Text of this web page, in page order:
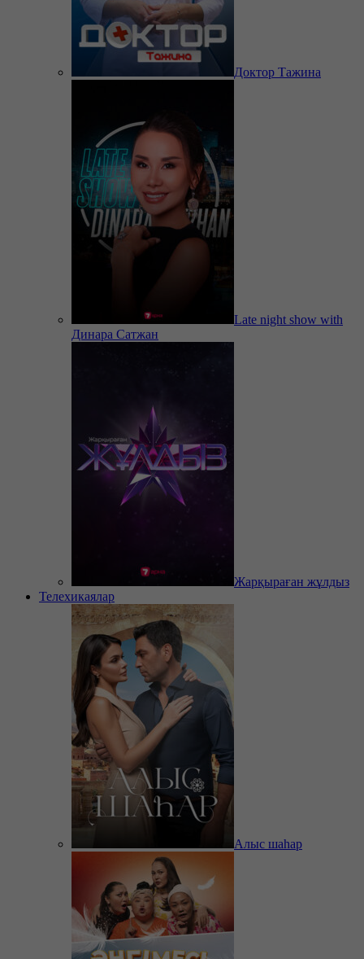
Доктор Тажина
Late night show with
Динара Сатжан
Жарқыраған жұлдыз
Телехикаялар
Алыс шаһар